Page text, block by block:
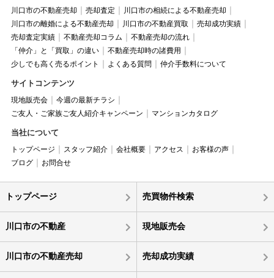
川口市の不動産売却 売却査定
川口市の相続による不動産売却
川口市の離婚による不動産売却
川口市の不動産買取
売却成功実績
売却査定実績
不動産売却コラム
不動産売却の流れ
「仲介」と「買取」の違い
不動産売却時の諸費用
少しでも高く売るポイント
よくある質問 仲介手数料について
サイトコンテンツ
現地販売会
今週の最新チラシ
ご友人・ご家族ご友人紹介キャンペーン
マンションカタログ
当社について
トップページ スタッフ紹介 会社概要 アクセス
お客様の声
ブログ
お問合せ
トップページ 売買物件検索
川口市の不動産 現地販売会
川口市の不動産売却 売却成功実績